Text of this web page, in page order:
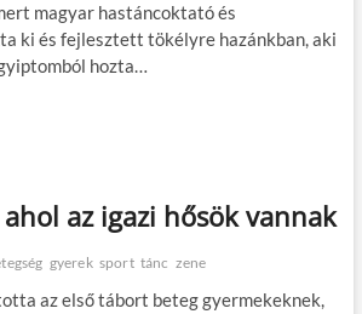
magyar hastáncoktató és
ki és fejlesztett tökélyre hazánkban, aki
hozta…
az igazi hősök vannak
gyerek sport tánc zene
az első tábort beteg gyermekeknek,